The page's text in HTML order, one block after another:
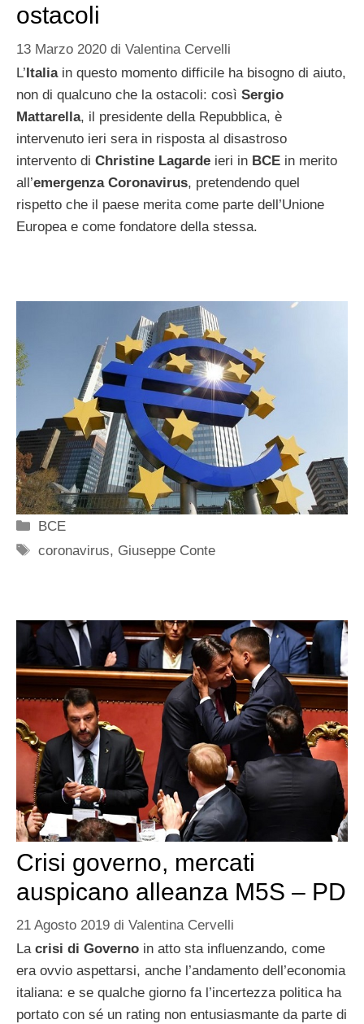
ostacoli
13 Marzo 2020 di Valentina Cervelli
L’Italiain questo momento difficile ha bisogno di aiuto,
non di qualcuno che la ostacoli: così Sergio
Mattarella, il presidente della Repubblica, è
intervenuto ieri sera in risposta al disastroso
intervento di Christine Lagarde ieri in BCE in merito
all’emergenza Coronavirus, pretendendo quel
rispetto che il paese merita come parte dell’Unione
Europea e come fondatore della stessa.
Categorie
BCE
Tag
coronavirus, Giuseppe Conte
Crisi governo, mercati
auspicano alleanza M5S – PD
21 Agosto 2019 di Valentina Cervelli
La crisi di Governo in atto sta influenzando, come
era ovvio aspettarsi, anche l’andamento dell’economia
italiana: e se qualche giorno fa l’incertezza politica ha
portato con sé un rating non entusiasmante da parte di